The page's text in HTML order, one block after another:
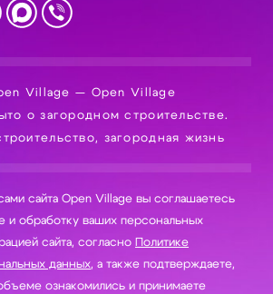
Village — Open Village
о загородном строительстве.
загородная жизнь
сайта Open Village вы соглашаетесь
сайта, согласно
Политике
данных, а также подтверждаете,
ознакомились и принимаете